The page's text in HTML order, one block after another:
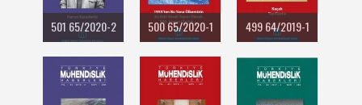
501 65/2020-2 500 65/2020-1 499 64/2019-1